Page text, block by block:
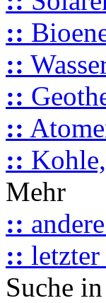
::
::
::
::
::
Mehr
::
::
Suche